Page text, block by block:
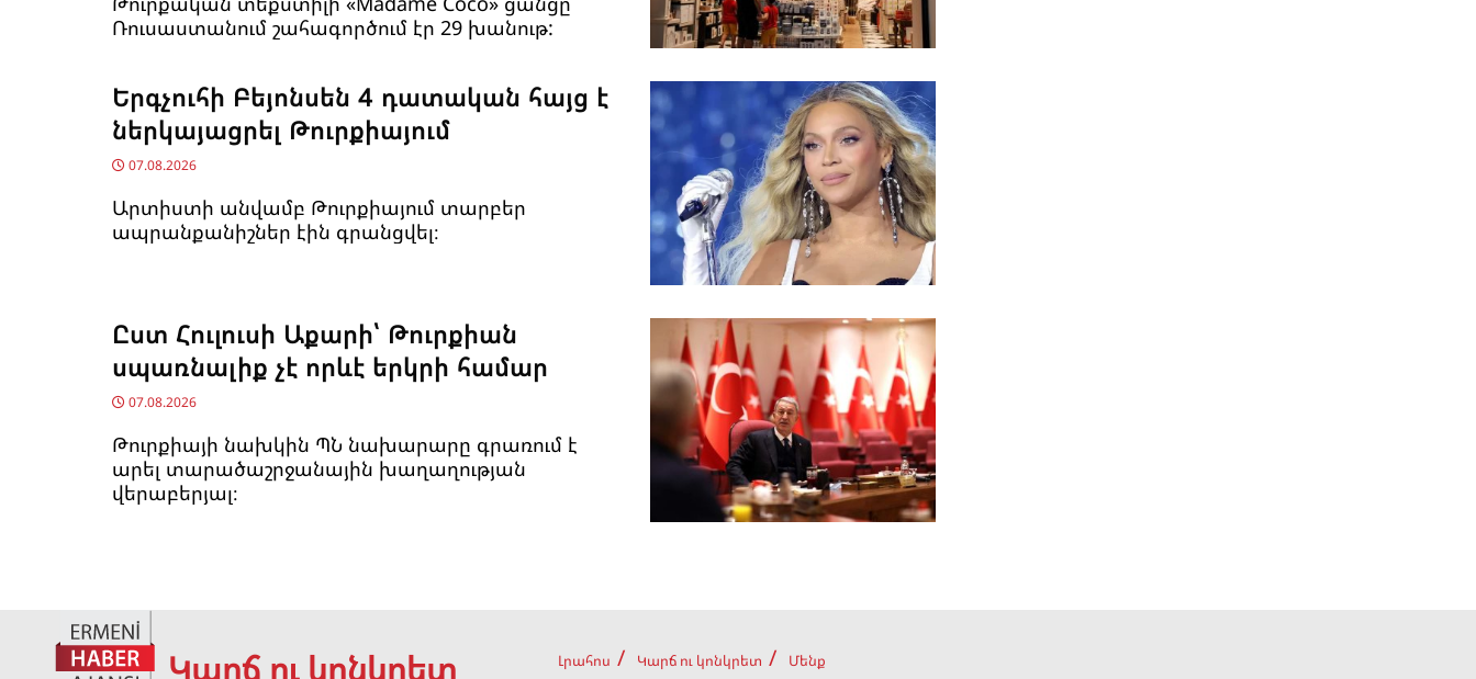
Ռուսաստանում շահագործում էր 29 խանութ:
Երգչուհի Բեյոնսեն ​​4 դատական հայց է
ներկայացրել Թուրքիայում
07.08.2026
Արտիստի անվամբ Թուրքիայում տարբեր
ապրանքանիշներ էին գրանցվել։
Ըստ Հուլուսի Աքարի՝ Թուրքիան
սպառնալիք չէ որևէ երկրի համար
07.08.2026
Թուրքիայի նախկին ՊՆ նախարարը գրառում է
արել տարածաշրջանային խաղաղության
վերաբերյալ։
Կարճ ու կոնկրետ Լրահոս Կարճ ու կոնկրետ Մենք